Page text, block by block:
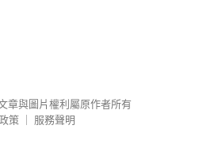
章與圖片權利屬原作者所有
策
服務聲明